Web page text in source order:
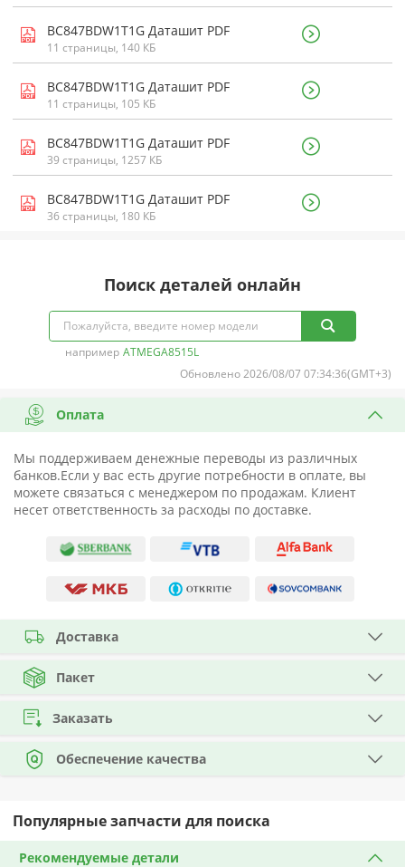
BC847BDW1T1G Даташит PDF
11 страницы, 140 КБ
BC847BDW1T1G Даташит PDF
11 страницы, 105 КБ
BC847BDW1T1G Даташит PDF
39 страницы, 1257 КБ
BC847BDW1T1G Даташит PDF
36 страницы, 180 КБ
Поиск деталей онлайн
например ATMEGA8515L
Обновлено 2026/08/07 07:34:36(GMT+3)
Оплата
Мы поддерживаем денежные переводы из различных
банков.Если у вас есть другие потребности в оплате, вы
можете связаться с менеджером по продажам. Клиент
несет ответственность за расходы по доставке.
Доставка
Пакет
Заказать
Обеспечение качества
Популярные запчасти для поиска
Рекомендуемые детали